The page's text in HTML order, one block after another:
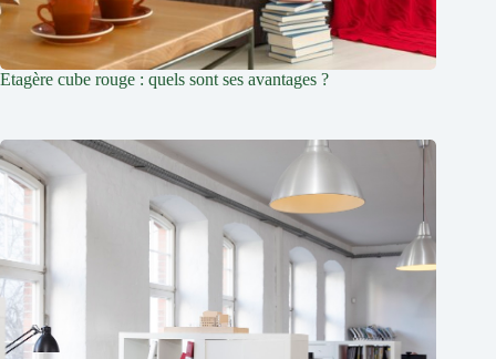
Etagère cube rouge : quels sont ses avantages ?